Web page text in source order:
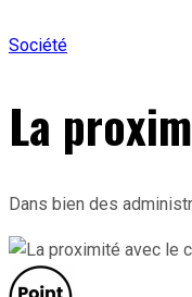
Société
La
Dans bien des